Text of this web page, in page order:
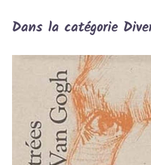
Dans la catégorie